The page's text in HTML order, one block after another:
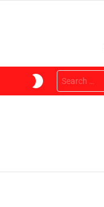
SKIN
Search
for: